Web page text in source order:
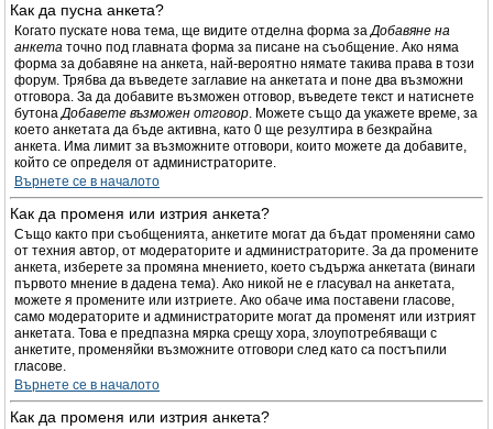
Как да пусна анкета?
Когато пускате нова тема, ще видите отделна форма заДобавяне на
анкета точно под главната форма за писане на съобщение. Ако няма
форма за добавяне на анкета, най-вероятно нямате такива права в този
форум. Трябва да въведете заглавие на анкетата и поне два възможни
отговора. За да добавите възможен отговор, въведете текст и натиснете
бутонаДобавете възможен отговор. Можете също да укажете време, за
което анкетата да бъде активна, като 0 ще резултира в безкрайна
анкета. Има лимит за възможните отговори, които можете да добавите,
който се определя от администраторите.
Върнете се в началото
Как да променя или изтрия анкета?
Също както при съобщенията, анкетите могат да бъдат променяни само
от техния автор, от модераторите и администраторите. За да промените
анкета, изберете за промяна мнението, което съдържа анкетата (винаги
първото мнение в дадена тема). Ако никой не е гласувал на анкетата,
можете я промените или изтриете. Ако обаче има поставени гласове,
само модераторите и администраторите могат да променят или изтрият
анкетата. Това е предпазна мярка срещу хора, злоупотребяващи с
анкетите, променяйки възможните отговори след като са постъпили
гласове.
Върнете се в началото
Как да променя или изтрия анкета?